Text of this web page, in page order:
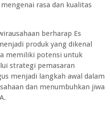
rasa dan kualitas
berharap Es
produk yang dikenal
memiliki potensi untuk
strategi pemasaran
menjadi langkah awal dalam
dan menumbuhkan jiwa